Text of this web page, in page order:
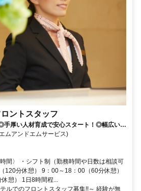
ントスタッフ
厚い人材育成で安心スタート！◎幅広い世
ムアンドエムサービス)
間〉 ・シフト制（勤務時間や日数は相談可
120分休憩） 9：00～18：00（60分休憩）
憩） 1日8時間程...
ルでのフロントスタッフ募集!!～ 経験が無